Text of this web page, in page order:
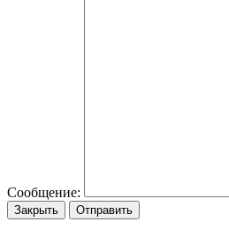
Сообщение:
Закрыть Отправить